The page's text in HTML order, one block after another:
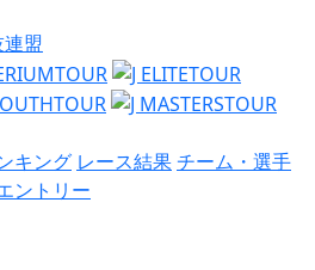
盟
キング レース結果チーム・選手
ントリー